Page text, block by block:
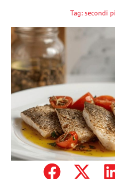
Tag: secondi